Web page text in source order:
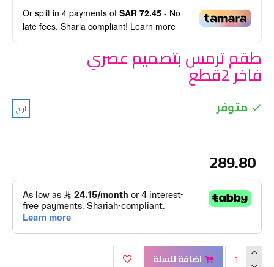
Or split in 4 payments of SAR 72.45 - No
late fees, Sharia compliant! Learn more
طقم ترمس بتصميم عصري
فاخر 2قطع
متوفر اريج
289.80
اضافة للسلة